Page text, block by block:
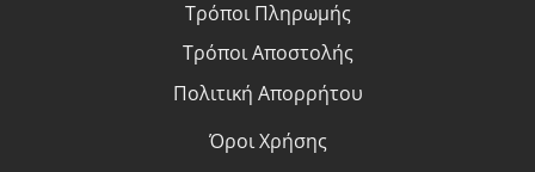
Τρόποι Πληρωμής
Τρόποι Αποστολής
Πολιτική Απορρήτου
Όροι Χρήσης